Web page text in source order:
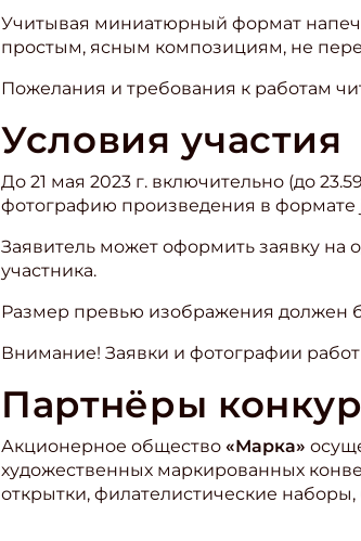
Учитывая миниатюрный формат
простым, ясным композициям, не
Пожелания и требования к работам
Условия участия
До 21 мая 2023 г. включительно (до
фотографию произведения в формате
Заявитель может оформить заявку на
участника.
Размер превью изображения должен
Внимание! Заявки и фотографии
Партнёры
Акционерное общество «Марка»
художественных маркированных
открытки, филателистические наборы,